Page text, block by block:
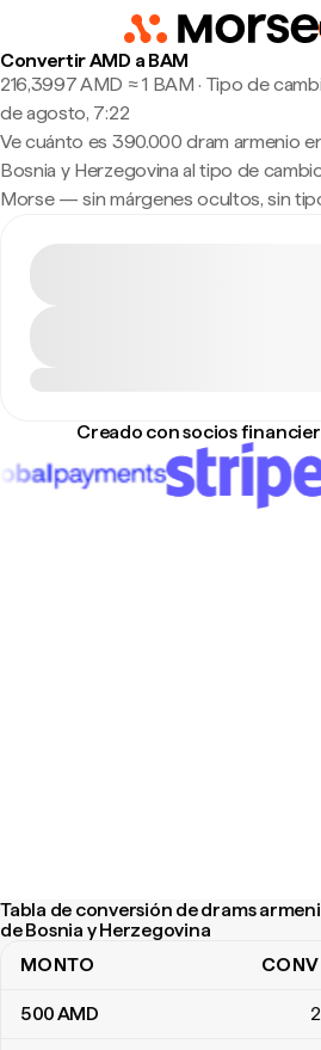
Convertir AMD a BAM
216,3997 AMD ≈ 1 BAM · Tipo de
de agosto, 7:22
Ve cuánto es 390.000 dram armenio
Bosnia y Herzegovina al tipo de
Morse — sin márgenes ocultos, sin
Creado con socios
Tabla de conversión de drams
de Bosnia y Herzegovina
Tabla de conversión de drams
MONTO
500AMD 2